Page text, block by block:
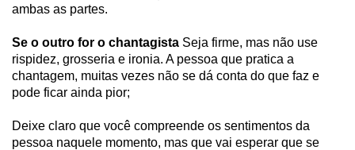
ambas as partes.
Se o outro for o chantagista Seja firme, mas não use
rispidez, grosseria e ironia. A pessoa que pratica a
chantagem, muitas vezes não se dá conta do que faz e
pode ficar ainda pior;
Deixe claro que você compreende os sentimentos da
pessoa naquele momento, mas que vai esperar que se